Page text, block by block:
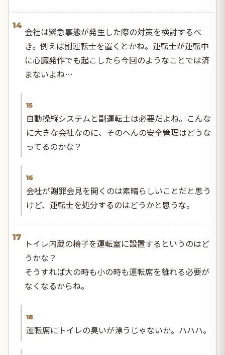
14
会社は緊急事態が発生した際の対策を検討するべ
き。例えば副運転士を置くとかね。運転士が運転中
に心臓発作でも起こしたら今回のようなことでは済
まないよね…
15
自動操縦システムと副運転士は必要だよね。こんな
に大きな会社なのに、そのへんの安全管理はどうな
ってるのかな？
16
会社が謝罪会見を開くのは素晴らしいことだと思う
けど、運転士を処分するのはどうかと思うな。
17
トイレ内蔵の椅子を運転室に設置するというのはど
うかな？
そうすれば大の時も小の時も運転席を離れる必要が
なくなるからね。
18
運転席にトイレの臭いが漂うじゃないか。ハハハ。